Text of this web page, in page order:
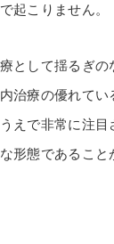
起こりません。
として揺るぎの
治療の優れてい
えで非常に注目
形態であること